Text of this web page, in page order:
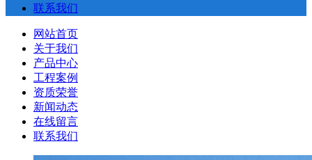
联系我们
网站首页
关于我们
产品中心
工程案例
资质荣誉
新闻动态
在线留言
联系我们